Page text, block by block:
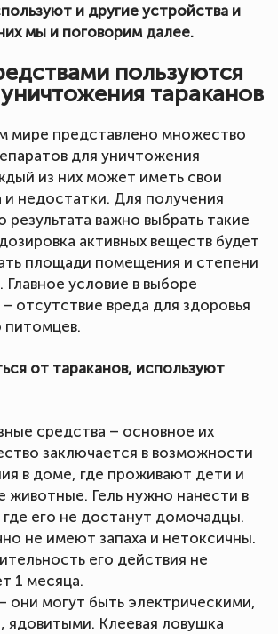
и другие устройства и
мы и поговорим далее.
пользуются
тараканов
мире представлено множество
для уничтожения
из них может иметь свои
недостатки. Для получения
результата важно выбрать такие
активных веществ будет
площади помещения и степени
Главное условие в выборе
отсутствие вреда для здоровья
питомцев.
от тараканов, используют
средства – основное их
заключается в возможности
в доме, где проживают дети и
животные. Гель нужно нанести в
его не достанут домочадцы.
не имеют запаха и нетоксичны.
его действия не
1 месяца.
они могут быть электрическими,
ядовитыми. Клеевая ловушка